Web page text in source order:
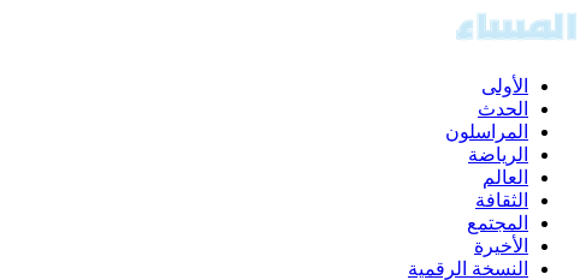
الأولى
الحدث
المراسلون
الرياضة
العالم
الثقافة
المجتمع
الأخيرة
النسخة الرقمية